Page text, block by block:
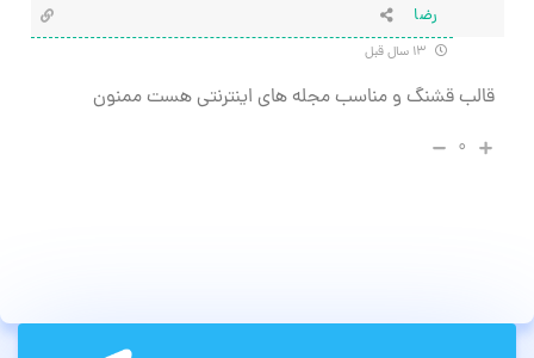
رضا
قالب قشنگ و مناسب مجله های اینترنتی هست ممنون
۰